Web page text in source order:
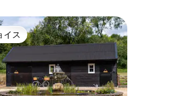
イス
イス